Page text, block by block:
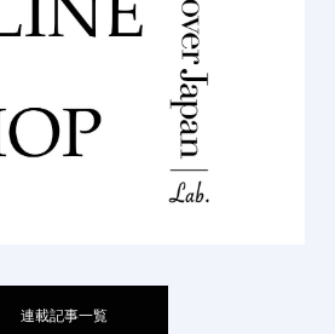
連載記事一覧